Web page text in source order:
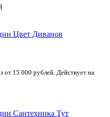
от 15 000 рублей. Действует на